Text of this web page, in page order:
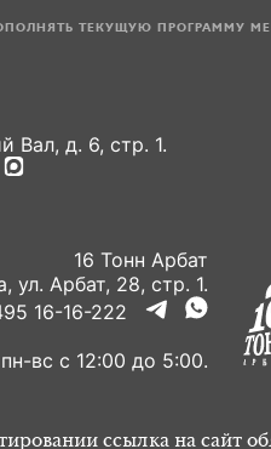
ТЕКУЩУЮ ПРОГРАММУ
Вал, д. 6, стр. 1.
16 Тонн Арбат
ул. Арбат, 28, стр. 1.
16-16-222
пн-вс с 12:00 до 5:00.
ссылка на сайт